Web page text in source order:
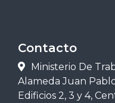
Contacto
Ministerio De
Alameda Juan
Edificios 2, 3 y 4,